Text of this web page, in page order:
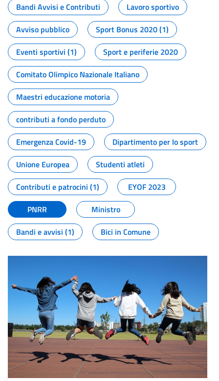
Bandi Avvisi e Contributi
Lavoro sportivo
Avviso pubblico
Sport Bonus 2020 (1)
Eventi sportivi (1)
Sport e periferie 2020
Comitato Olimpico Nazionale Italiano
Maestri educazione motoria
contributi a fondo perduto
Emergenza Covid-19
Dipartimento per lo sport
Unione Europea
Studenti atleti
Contributi e patrocini (1)
EYOF 2023
PNRR
Ministro
Bandi e avvisi (1)
Bici in Comune